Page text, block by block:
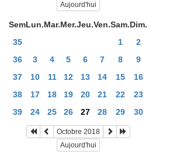
Aujourd'hui
SemLun.Mar.Mer.Jeu.Ven.Sam.Dim.
35
1
2
36
3 4 5 6 7 8
9
37
10 11 12 13 14 15
16
38
17 18 19 20 21 22
23
39
24 25 26 27 28 29 30
Octobre 2018
Aujourd'hui